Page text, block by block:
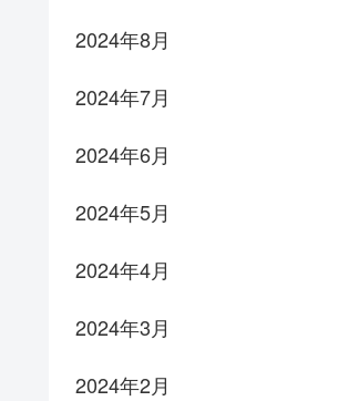
2024年8月
2024年7月
2024年6月
2024年5月
2024年4月
2024年3月
2024年2月